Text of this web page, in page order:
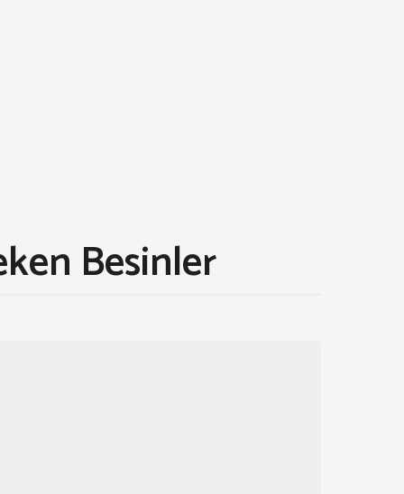
Besinler